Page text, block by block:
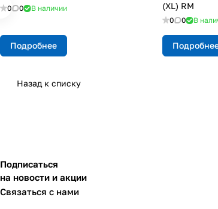
0 0 В наличии
Подробнее
(XL) RM
0 0 В
Назад к списку
Подписаться
на новости и акции
Связаться с нами